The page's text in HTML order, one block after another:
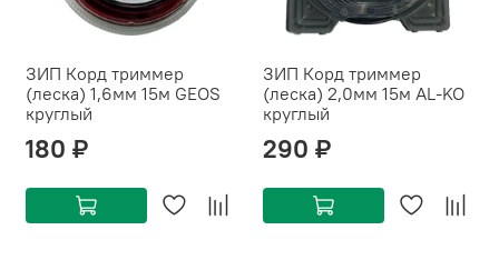
ЗИП Корд триммер
(леска) 1,6мм 15м GEOS
круглый
180 ₽
ЗИП Корд триммер
(леска) 2,0мм 15м AL-KO
круглый
290 ₽